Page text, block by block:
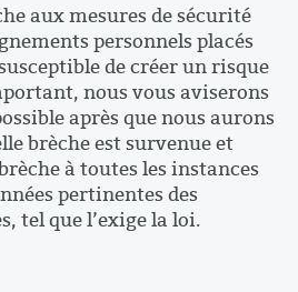
aux mesures de sécurité
personnels placés
de créer un risque
nous vous aviserons
après que nous aurons
brèche est survenue et
à toutes les instances
pertinentes des
tel que l’exige la loi.